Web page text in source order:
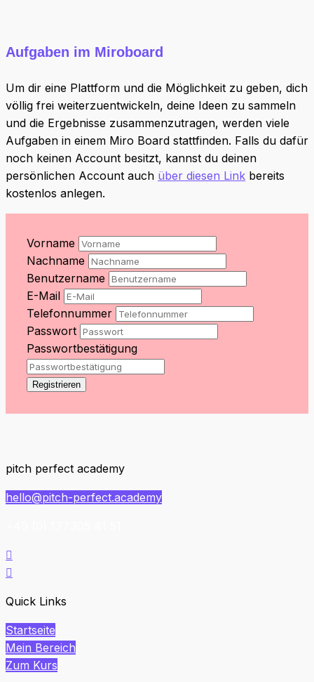
Aufgaben im Miroboard
Um dir eine Plattform und die Möglichkeit zu geben, dich
völlig frei weiterzuentwickeln, deine Ideen zu sammeln
und die Ergebnisse zusammenzutragen, werden viele
Aufgaben in einem Miro Board stattfinden. Falls du dafür
noch keinen Account besitzt, kannst du deinen
persönlichen Account auch über diesen Link bereits
kostenlos anlegen.
Vorname
Nachname
Benutzername
E-Mail
Telefonnummer
Passwort
Passwortbestätigung
Registrieren
pitch perfect academy
hello@pitch-perfect.academy


Quick Links
Startseite
Mein Bereich
Zum Kurs